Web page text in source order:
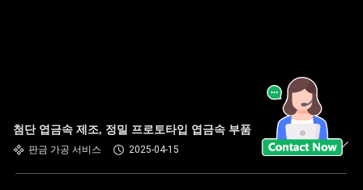
첨단 엽금속 제조, 정밀 프로토타입 엽금속 부품
판금 가공 서비스 2025-04-15